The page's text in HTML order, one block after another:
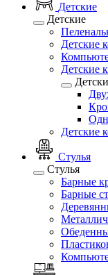
Детские
Детские
Детские
Детские
Детские
Стулья
Стулья
Барные
Барные